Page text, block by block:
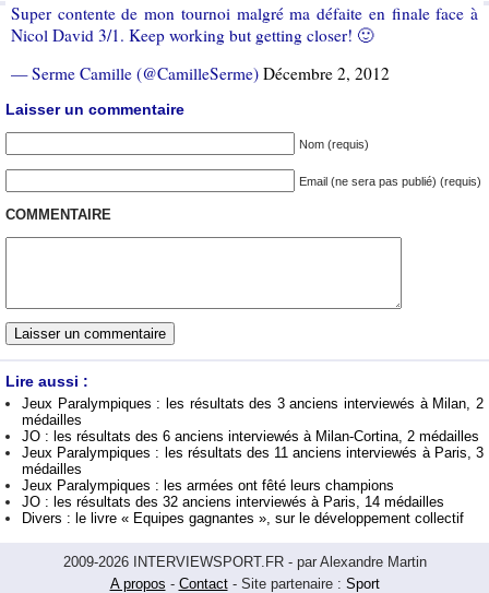
Super contente de mon tournoi malgré ma défaite en finale face à
Nicol David 3/1. Keep working but getting closer! 🙂
— Serme Camille (@CamilleSerme) Décembre 2, 2012
Laisser un commentaire
Nom (requis)
Email (ne sera pas publié) (requis)
COMMENTAIRE
Lire aussi :
Jeux Paralympiques : les résultats des 3 anciens interviewés à Milan, 2
médailles
JO : les résultats des 6 anciens interviewés à Milan-Cortina, 2 médailles
Jeux Paralympiques : les résultats des 11 anciens interviewés à Paris, 3
médailles
Jeux Paralympiques : les armées ont fêté leurs champions
JO : les résultats des 32 anciens interviewés à Paris, 14 médailles
Divers : le livre « Equipes gagnantes », sur le développement collectif
2009-2026 INTERVIEWSPORT.FR - par Alexandre Martin
A propos - Contact- Site partenaire : Sport